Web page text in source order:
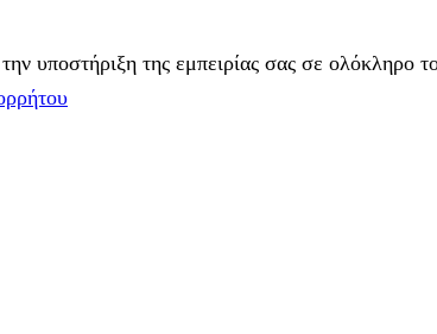
υποστήριξη της εμπειρίας σας σε ολόκληρο